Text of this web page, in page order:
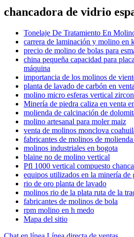
chancadora de vidrio
Tonelaje De Tratamiento En
carrera de laminación y molino en
precio de molino de bolas para
china pequeña capacidad para
máquina
importancia de los molinos de
planta de lavado de carbón en
molino micro esferas vertical
Minería de piedra caliza en venta
molienda de calcinación de
molino artesanal para moler maiz
venta de molinos monclova
fabricantes de molinos de molienda
molinos industriales en bogota
blaine no de molino vertical
Pfl 1000 vertical compuesto
equipos utilizados en la minería de
rio de oro planta de lavado
molinos rio de la plata ruta de la
fabricantes de molinos de bola
rpm molino en h medo
Mapa del sitio